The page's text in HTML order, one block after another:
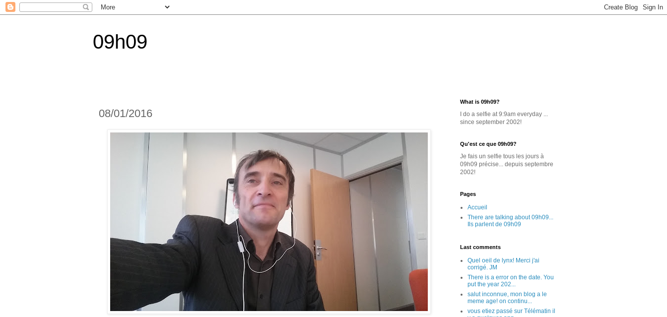
09h09
08/01/2016
What is 09h09?
I do a selfie at 9:9am everyday ...
since september 2002!
Qu'est ce que 09h09?
Je fais un selfie tous les jours à
09h09 précise... depuis septembre
2002!
Pages
Accueil
There are talking about 09h09...
Ils parlent de 09h09
Last comments
Quel oeil de lynx! Merci j'ai
corrigé. JM
There is a error on the date. You
put the year 202...
salut inconnue, mon blog a le
meme age! on continu...
vous etiez passé sur Télématin il